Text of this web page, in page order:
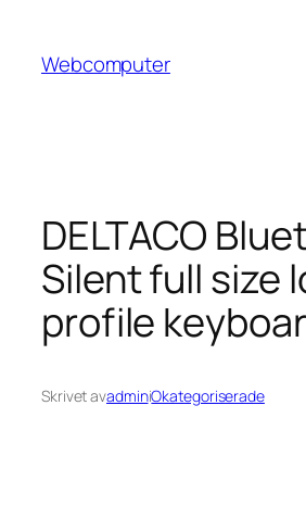
innehåll
Webcomputer
DELTACO
Silent full size
profile
Skrivet avadminiOkategoriserade